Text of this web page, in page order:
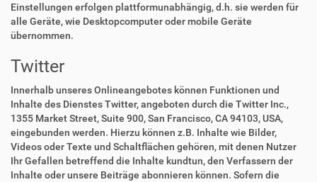
Einstellungen erfolgen plattformunabhängig, d.h. sie werden für
alle Geräte, wie Desktopcomputer oder mobile Geräte
übernommen.
Twitter
Innerhalb unseres Onlineangebotes können Funktionen und
Inhalte des Dienstes Twitter, angeboten durch die Twitter Inc.,
1355 Market Street, Suite 900, San Francisco, CA 94103, USA,
eingebunden werden. Hierzu können z.B. Inhalte wie Bilder,
Videos oder Texte und Schaltflächen gehören, mit denen Nutzer
Ihr Gefallen betreffend die Inhalte kundtun, den Verfassern der
Inhalte oder unsere Beiträge abonnieren können. Sofern die